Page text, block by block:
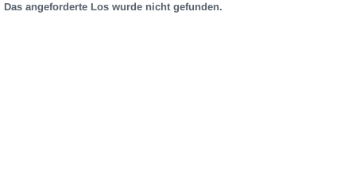
Das angeforderte Los wurde nicht gefunden.